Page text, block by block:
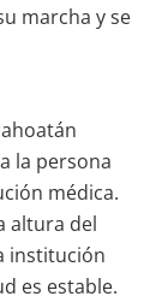
marcha y se
la persona
médica.
altura del
institución
es estable.